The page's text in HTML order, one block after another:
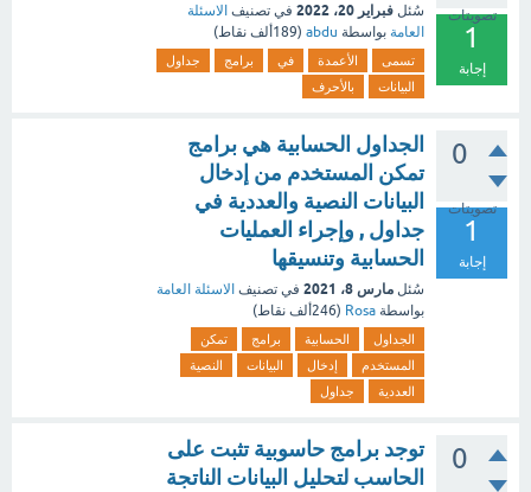
تصويتات
1
إجابة
سُئل فبراير 20، 2022 في تصنيف الاسئلة
العامة بواسطة abdu
(189ألف نقاط)
تسمى الأعمدة في برامج
جداول
البيانات
بالأحرف
0
تصويتات
1
إجابة
الجداول الحسابية هي برامج
تمكن المستخدم من إدخال
البيانات النصية والعددية في
جداول , وإجراء العمليات
الحسابية وتنسيقها
سُئل مارس 8، 2021 في تصنيف الاسئلة العامة
بواسطة Rosa
(246ألف نقاط)
الجداول الحسابية برامج
تمكن
المستخدم
إدخال البيانات
النصية
العددية
جداول
0
توجد برامج حاسوبية تثبت على
الحاسب لتحليل البيانات الناتجة